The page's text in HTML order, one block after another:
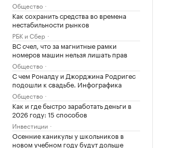
Общество
Как сохранить средства во времена
нестабильности рынков
РБК и Сбер
ВС счел, что за магнитные рамки
номеров машин нельзя лишать прав
Общество
С чем Роналду и Джорджина Родригес
подошли к свадьбе. Инфографика
Общество
Как и где быстро заработать деньги в
2026 году: 15 способов
Инвестиции
Осенние каникулы у школьников в
новом учебном году будут дольше